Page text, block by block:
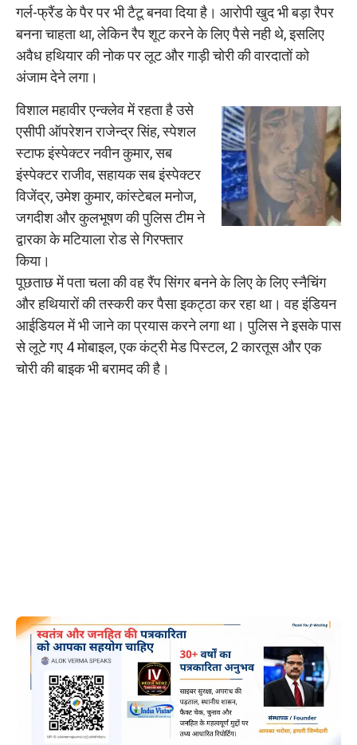
गर्ल-फ्रैंड के पैर पर भी टैटू बनवा दिया है। आरोपी खुद भी बड़ा रैपर
बनना चाहता था, लेकिन रैप शूट करने के लिए पैसे नही थे, इसलिए
अवैध हथियार की नोक पर लूट और गाड़ी चोरी की वारदातों को
अंजाम देने लगा।
विशाल महावीर एन्क्लेव में रहता है उसे
एसीपी ऑपरेशन राजेन्द्र सिंह, स्पेशल
स्टाफ इंस्पेक्टर नवीन कुमार, सब
इंस्पेक्टर राजीव, सहायक सब इंस्पेक्टर
विजेंद्र, उमेश कुमार, कांस्टेबल मनोज,
जगदीश और कुलभूषण की पुलिस टीम ने
द्वारका के मटियाला रोड से गिरफ्तार
किया।
पूछताछ में पता चला की वह रैंप सिंगर बनने के लिए के लिए स्नैचिंग
और हथियारों की तस्करी कर पैसा इकट्ठा कर रहा था। वह इंडियन
आईडियल में भी जाने का प्रयास करने लगा था। पुलिस ने इसके पास
से लूटे गए 4 मोबाइल, एक कंट्री मेड पिस्टल, 2 कारतूस और एक
चोरी की बाइक भी बरामद की है।